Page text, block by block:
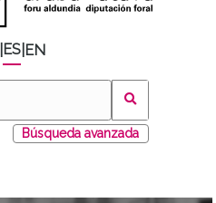
ES EN
Búsqueda avanzada